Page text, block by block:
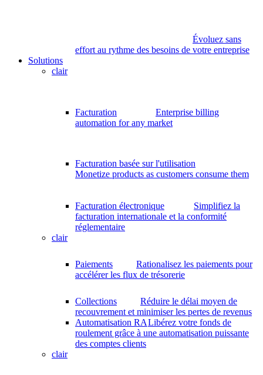
Évoluez sans
effort au rythme des besoins de votre entreprise
Solutions
clair
Facturation
Enterprise billing
automation for any market
Facturation basée sur l'utilisation
Monetize products as customers consume them
Facturation électronique
Simplifiez la
facturation internationale et la conformité
réglementaire
clair
Paiements
Rationalisez les paiements pour
accélérer les flux de trésorerie
Collections
Réduire le délai moyen de
recouvrement et minimiser les pertes de revenus
Automatisation RALibérez votre fonds de
roulement grâce à une automatisation puissante
des comptes clients
clair